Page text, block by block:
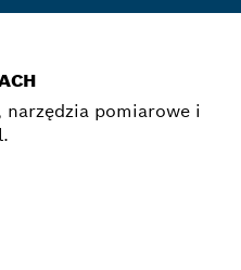
pomiarowe i